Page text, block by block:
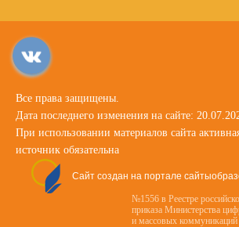
Все права защищены.
Дата последнего изменения на сайте:
При использовании материалов сайта
источник обязательна
Сайт создан на портале
№1556 в Реестре
приказа Министерства
и массовых коммуникаций